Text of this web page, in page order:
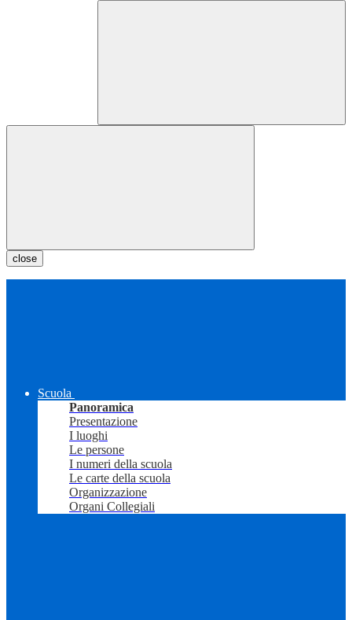
close
Scuola
Panoramica
Presentazione
I luoghi
Le persone
I numeri della scuola
Le carte della scuola
Organizzazione
Organi Collegiali